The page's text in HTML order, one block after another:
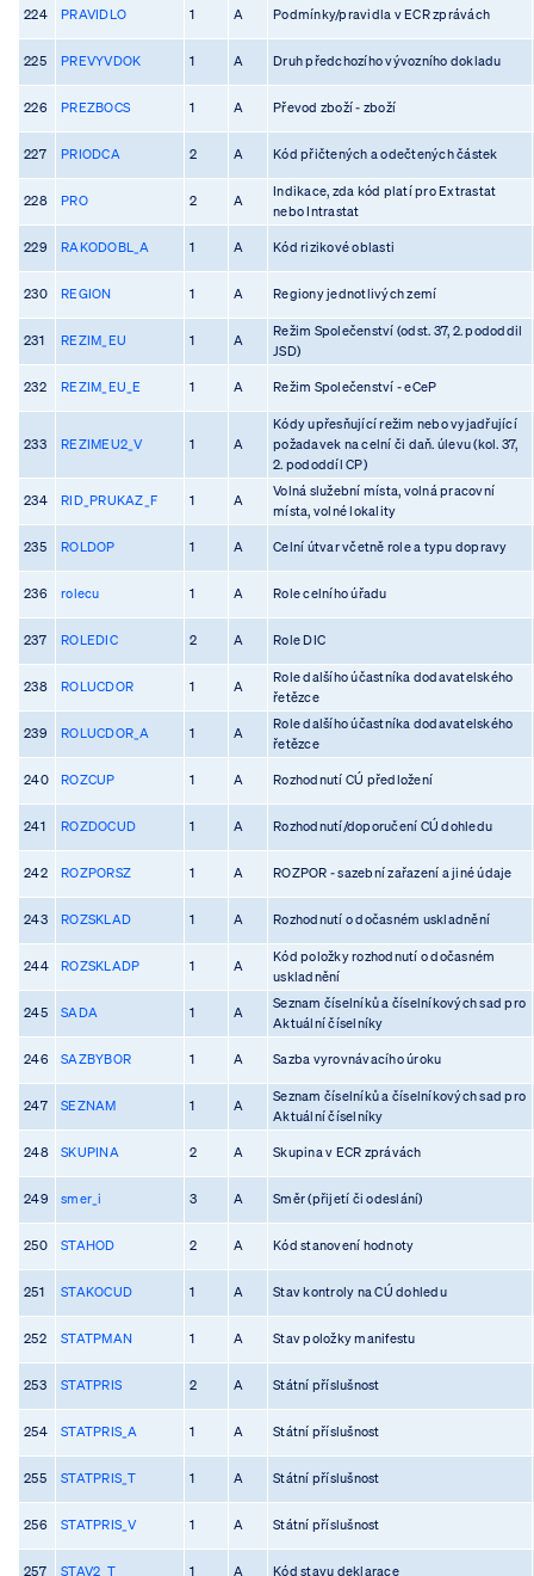
224 PRAVIDLO 1 A Podmínky/pravidla v ECR zprávách
225 PREVYVDOK 1 A Druh předchozího vývozního dokladu
226 PREZBOCS 1 A Převod zboží - zboží
227 PRIODCA 2 A Kód přičtených a odečtených částek
228 PRO 2 A
Indikace, zda kód platí pro Extrastat
nebo Intrastat
229 RAKODOBL_A 1 A Kód rizikové oblasti
230 REGION 1 A Regiony jednotlivých zemí
231 REZIM_EU 1 A
Režim Společenství (odst. 37, 2. pododdil
JSD)
232 REZIM_EU_E 1 A Režim Společenství - eCeP
233 REZIMEU2_V 1 A
Kódy upřesňující režim nebo vyjadřující
požadavek na celní či daň. úlevu (kol. 37,
2. pododdíl CP)
234 RID_PRUKAZ_F 1 A
Volná služební místa, volná pracovní
místa, volné lokality
235 ROLDOP 1 A Celní útvar včetně role a typu dopravy
236 rolecu 1 A Role celního úřadu
237 ROLEDIC 2 A Role DIC
238 ROLUCDOR 1 A
Role dalšího účastníka dodavatelského
řetězce
239 ROLUCDOR_A 1 A
Role dalšího účastníka dodavatelského
řetězce
240 ROZCUP 1 A Rozhodnutí CÚ předložení
241 ROZDOCUD 1 A Rozhodnutí/doporučení CÚ dohledu
242 ROZPORSZ 1 A ROZPOR - sazební zařazení a jiné údaje
243 ROZSKLAD 1 A Rozhodnutí o dočasném uskladnění
244 ROZSKLADP 1 A
Kód položky rozhodnutí o dočasném
uskladnění
245 SADA 1 A
Seznam číselníků a číselníkových sad pro
Aktuální číselníky
246 SAZBYBOR 1 A Sazba vyrovnávacího úroku
247 SEZNAM 1 A
Seznam číselníků a číselníkových sad pro
Aktuální číselníky
248 SKUPINA 2 A Skupina v ECR zprávách
249 smer_i 3 A Směr (přijetí či odeslání)
250 STAHOD 2 A Kód stanovení hodnoty
251 STAKOCUD 1 A Stav kontroly na CÚ dohledu
252 STATPMAN 1 A Stav položky manifestu
253 STATPRIS 2 A Státní příslušnost
254 STATPRIS_A 1 A Státní příslušnost
255 STATPRIS_T 1 A Státní příslušnost
256 STATPRIS_V 1 A Státní příslušnost
257 STAV2_T 1 A Kód stavu deklarace